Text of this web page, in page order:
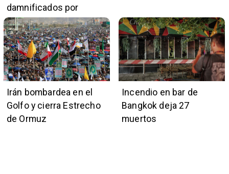
damnificados por
terremotos
Irán bombardea en el
Golfo y cierra Estrecho
de Ormuz
Incendio en bar de
Bangkok deja 27
muertos